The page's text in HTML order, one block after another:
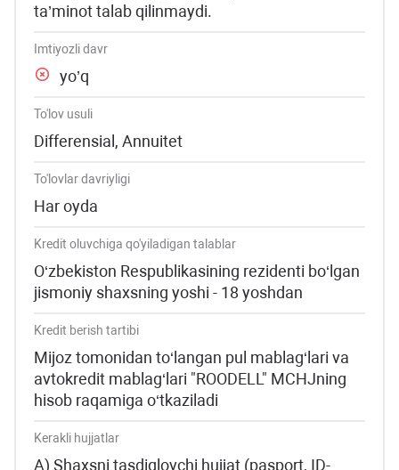
ta’minot talab qilinmaydi.
Imtiyozli davr
yo’q
To'lov usuli
Differensial, Annuitet
To'lovlar davriyligi
Har oyda
Kredit oluvchiga qo'yiladigan talablar
O‘zbekiston Respublikasining rezidenti bo‘lgan
jismoniy shaxsning yoshi - 18 yoshdan
Kredit berish tartibi
Mijoz tomonidan to‘langan pul mablag‘lari va
avtokredit mablag‘lari "ROODELL" MCHJning
hisob raqamiga o‘tkaziladi
Kerakli hujjatlar
А) Shaxsni tasdiqlovchi hujjat (pasport, ID-